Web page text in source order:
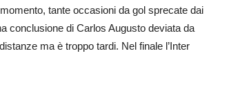
tante occasioni da gol sprecate dai
conclusione di Carlos Augusto deviata da
ma è troppo tardi. Nel finale l’Inter